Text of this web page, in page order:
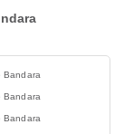
Bandara
Bandara
Bandara